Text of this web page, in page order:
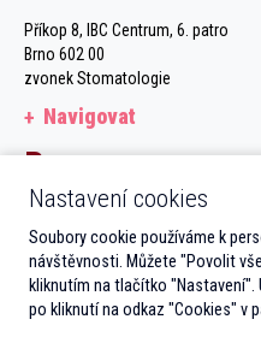
Příkop 8, IBC Centrum, 6. patro
Brno 602 00
zvonek Stomatologie
Navigovat
Recepce
Pá 7.30–12.30 13.00–16.00
Nastavení cookies
Soubory cookie používáme k
návštěvnosti. Můžete "Povolit
kliknutím na tlačítko
po kliknutí na odkaz "Cookies" v